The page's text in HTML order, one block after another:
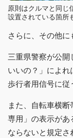
原則はクルマと同じ
設置されている箇所
さらに、その他に
三重県警察が公
いいの？」によれ
歩行者用信号に従
また、自転車横
専用」の表示があ
ならないと規定さ